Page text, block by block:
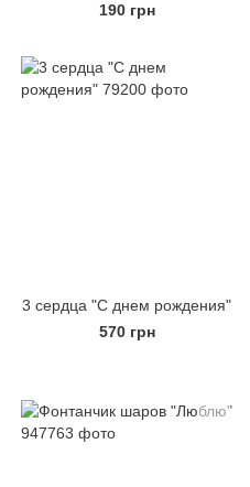
190 грн
3 сердца "С днем рождения"
570 грн